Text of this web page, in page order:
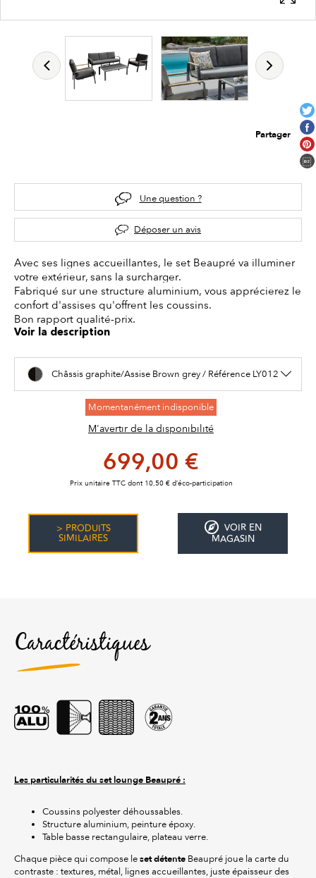
Partager
Une question ?
Déposer un avis
Avec ses lignes accueillantes, le set Beaupré va illuminer
votre extérieur, sans la surcharger.
Fabriqué sur une structure aluminium, vous apprécierez le
confort d'assises qu'offrent les coussins.
Bon rapport qualité-prix.
Voir la description
Châssis graphite/Assise Brown grey / Référence LY012
Momentanément indisponible
M'avertir de la disponibilité
699,00 €
Prix unitaire TTC dont 10,50 € d’éco-participation
> PRODUITS
SIMILAIRES
VOIR EN
MAGASIN
Caractéristiques
Les particularités du set lounge Beaupré :
Coussins polyester déhoussables.
Structure aluminium, peinture époxy.
Table basse rectangulaire, plateau verre.
Chaque pièce qui compose le set détente Beaupré joue la carte du
contraste : textures, métal, lignes accueillantes, juste épaisseur des